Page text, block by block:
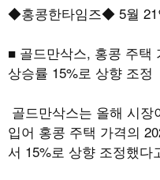
◆홍콩한타임즈◆ 5월 21
■ 골드만삭스, 홍콩 주택
상승률 15%로 상향 조정
골드만삭스는 올해 시
입어 홍콩 주택 가격의
서 15%로 상향 조정했다